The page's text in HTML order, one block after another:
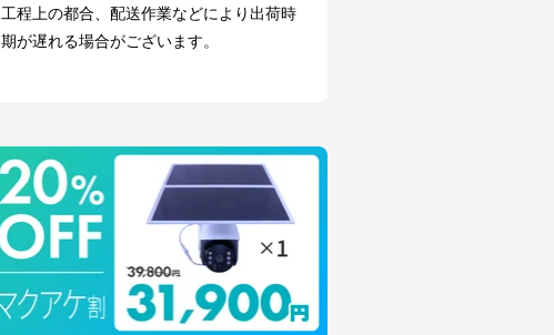
工程上の都合、配送作業などにより出荷時
期が遅れる場合がございます。